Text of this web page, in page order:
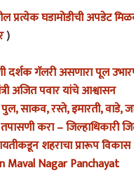
प्रत्येक घडामोडीची अपडेट
)
गॅलरी असणारा पूल
अजित पवार यांचे आश्वासन
पुल, साकव, रस्ते, इमारती, वाडे,
करा – जिल्हाधिकारी
शहराचा प्रारूप विकास
Maval Nagar Panchayat